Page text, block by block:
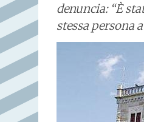
denuncia: “È
stessa persona